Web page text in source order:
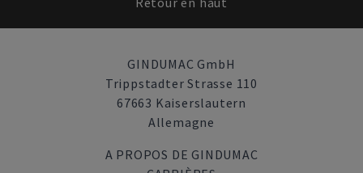
GINDUMAC GmbH
Trippstadter Strasse 110
67663 Kaiserslautern
Allemagne
A PROPOS DE GINDUMAC